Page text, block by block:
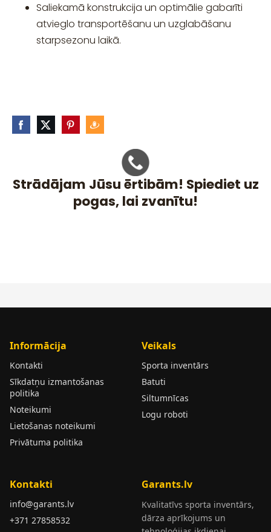
Strādājam Jūsu ērtibām! Spiediet uz
pogas, lai zvanītu!
Saliekamā konstrukcija un optimālie gabarīti
atvieglo transportēšanu un uzglabāšanu
starpsezonu laikā.
Informācija
Kontakti
Sīkdatņu izmantošanas
politika
Noteikumi
Lietošanas noteikumi
Privātuma politika
Veikals
Sporta inventārs
Batuti
Siltumnīcas
Logu roboti
Kontakti
info@garants.lv
+371 27858532
Garants.lv
Kvalitatīvs sporta inventārs,
dārza aprīkojums un